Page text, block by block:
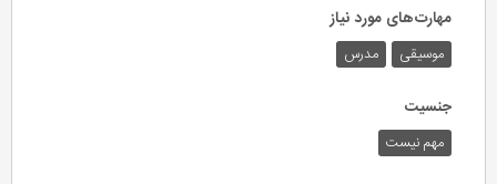
مهارت‌های مورد نیاز
موسیقی مدرس
جنسیت
مهم نیست